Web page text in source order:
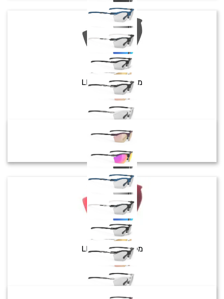
Rydon Slim
מק"ט:LE545903
צבע:
620
Rydon Slim
מק"ט:LE543803
צבע:
₪330